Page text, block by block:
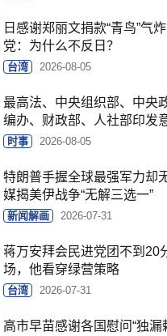
日感谢郑丽文捐款“青鸟”气
党：为什么不反日？
台湾 2026-08-05
最高法、中央组织部、中央
编办、财政部、人社部印发
时事 2026-08-05
特朗普手握全球最强军力却
媒揭美伊战争“无解三选一”
新闻解画 2026-07-31
蒋万安拜会民进党团不到20
场，他看穿绿营策略
台湾 2026-07-31
高市早苗感谢各国慰问“独漏